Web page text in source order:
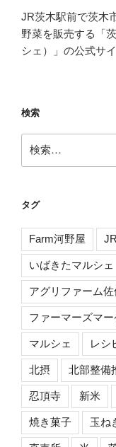
JR茨木駅前で茨木
野菜を販売する「
シェ）」の公式サイ
検索
索:
タグ
Farm河野屋
いばきたマルシェ
アグリファーム佐
ファーマーズマー
マルシェ レシ
北摂 北部整備
忍頂寺 新米
焼き菓子 玉ね